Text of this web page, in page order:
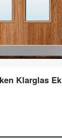
Klarglas Ek